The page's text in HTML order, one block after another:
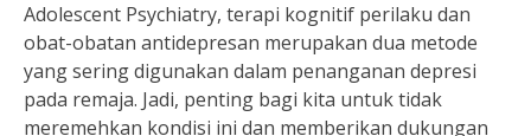
Adolescent Psychiatry, terapi kognitif perilaku dan
obat-obatan antidepresan merupakan dua metode
yang sering digunakan dalam penanganan depresi
pada remaja. Jadi, penting bagi kita untuk tidak
meremehkan kondisi ini dan memberikan dukungan